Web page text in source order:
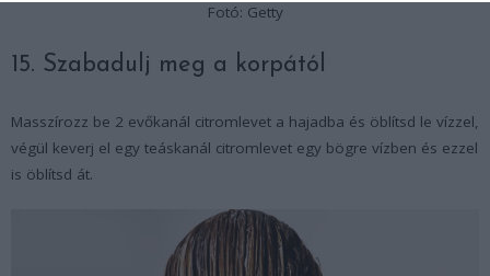
Fotó: Getty
15. Szabadulj meg a korpától
Masszírozz be 2 evőkanál citromlevet a hajadba és öblítsd le vízzel,
végül keverj el egy teáskanál citromlevet egy bögre vízben és ezzel
is öblítsd át.